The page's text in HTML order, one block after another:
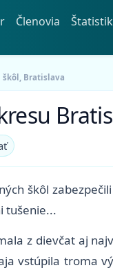
Členovia
škôl, Bratislava
škôl
tušenie...
z dievčat aj
vstúpila troma